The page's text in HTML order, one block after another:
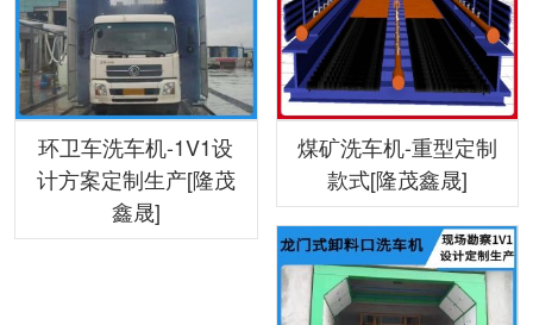
环卫车洗车机-1V1设
计方案定制生产[隆茂
鑫晟]
煤矿洗车机-重型定制
款式[隆茂鑫晟]